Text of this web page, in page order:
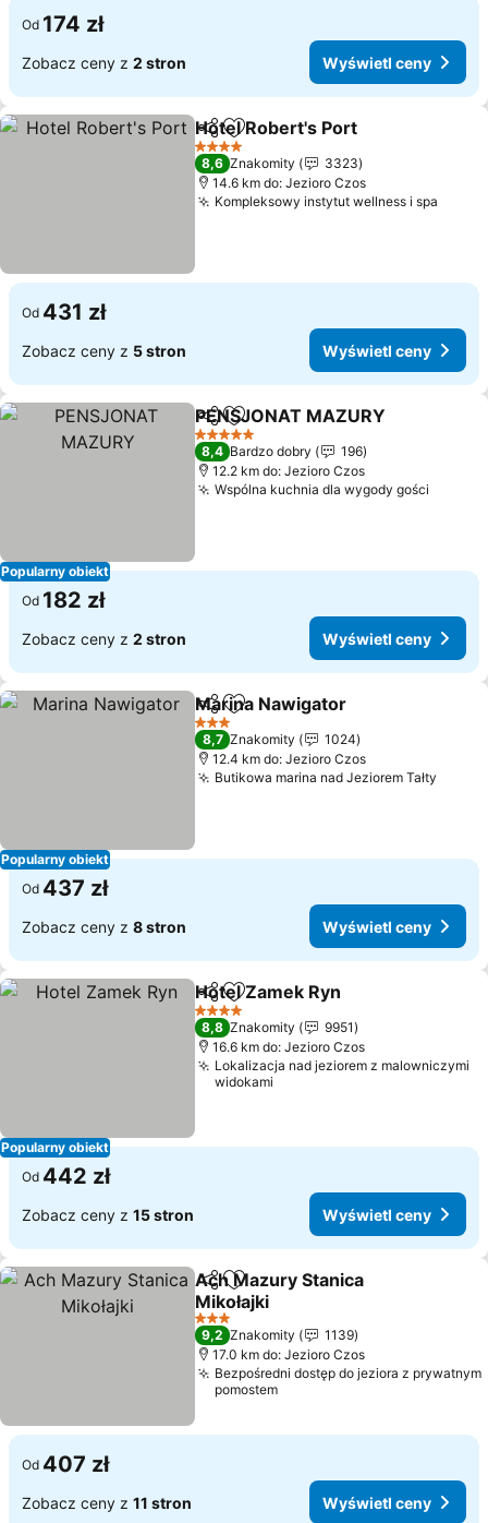
Od 174 zł
Zobacz ceny z 2 stron Wyświetl ceny
Udostępnij
Dodaj do ulubionych
Hotel Robert's Port
4 Kategoria
8,6 Znakomity
3323
14.6 km do: Jezioro Czos
Kompleksowy instytut wellness i spa
Od 431 zł
Zobacz ceny z 5 stron Wyświetl ceny
Popularny obiekt
Udostępnij
Dodaj do ulubionych
PENSJONAT MAZURY
5 Kategoria
8,4 Bardzo dobry
196
12.2 km do: Jezioro Czos
Wspólna kuchnia dla wygody gości
Od 182 zł
Zobacz ceny z 2 stron Wyświetl ceny
Popularny obiekt
Udostępnij
Dodaj do ulubionych
Marina Nawigator
3 Kategoria
8,7 Znakomity
1024
12.4 km do: Jezioro Czos
Butikowa marina nad Jeziorem Tałty
Od 437 zł
Zobacz ceny z 8 stron Wyświetl ceny
Popularny obiekt
Udostępnij
Dodaj do ulubionych
Hotel Zamek Ryn
4 Kategoria
8,8 Znakomity
9951
16.6 km do: Jezioro Czos
Lokalizacja nad jeziorem z malowniczymi
widokami
Od 442 zł
Zobacz ceny z 15 stron Wyświetl ceny
Udostępnij
Dodaj do ulubionych
Ach Mazury Stanica
Mikołajki
3 Kategoria
9,2 Znakomity
1139
17.0 km do: Jezioro Czos
Bezpośredni dostęp do jeziora z prywatnym
pomostem
Od 407 zł
Zobacz ceny z 11 stron Wyświetl ceny